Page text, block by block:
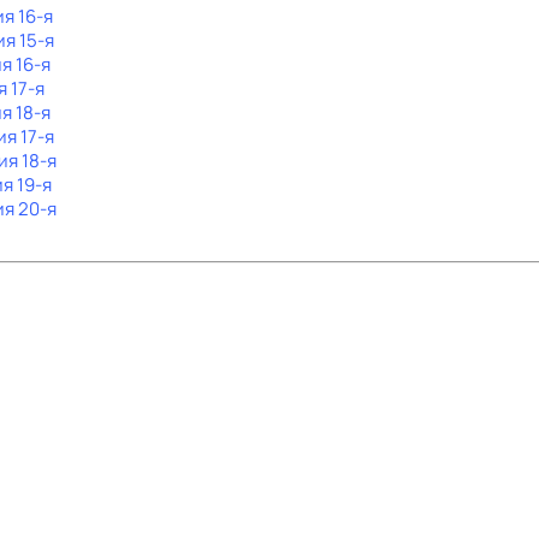
16-я
15-я
16-я
17-я
18-я
17-я
18-я
19-я
20-я